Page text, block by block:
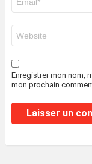
mail
*
web
Enregistrer mon nom,
mon prochain